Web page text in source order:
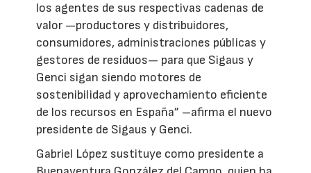
los agentes de sus respectivas cadenas de
valor —productores y distribuidores,
consumidores, administraciones públicas y
gestores de residuos— para que Sigaus y
Genci sigan siendo motores de
sostenibilidad y aprovechamiento eficiente
de los recursos en España” –afirma el nuevo
presidente de Sigaus y Genci.
Gabriel López sustituye como presidente a